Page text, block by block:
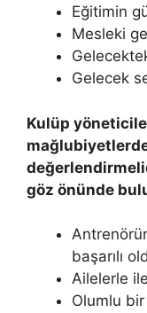
Eğitimin
Mesleki
Gelecek
Kulüp
göz önünde
başarılı
Ailelerle
Olumlu